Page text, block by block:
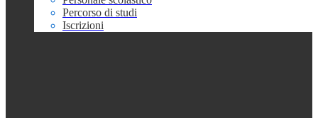
Percorso di studi
Iscrizioni